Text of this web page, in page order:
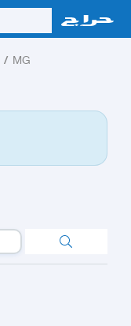
/ MG